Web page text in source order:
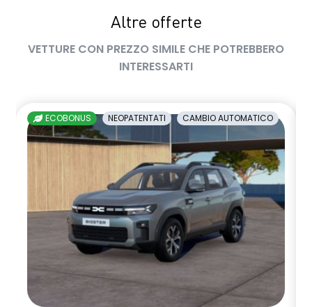
sedile passeggero regolabile in altezza
sedili posteriori ripiegabili 1/3 - 2/3
shark antenna
sistema di controllo della pressione pneumatici indiretto
sistema di frenata d'emergenza attiva
sistema multimediale openR link 10.4" con Google integrato
volante in pelle
Altre offerte
VETTURE CON PREZZO SIMILE CHE POTREBBERO
INTERESSARTI
ECOBONUS NEOPATENTATI CAMBIO AUTOMATICO